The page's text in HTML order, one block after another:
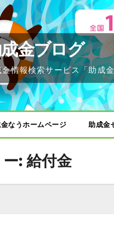
金ブログ
金情報検索サービス「助成
なうホームページ 助成金
: 給付金